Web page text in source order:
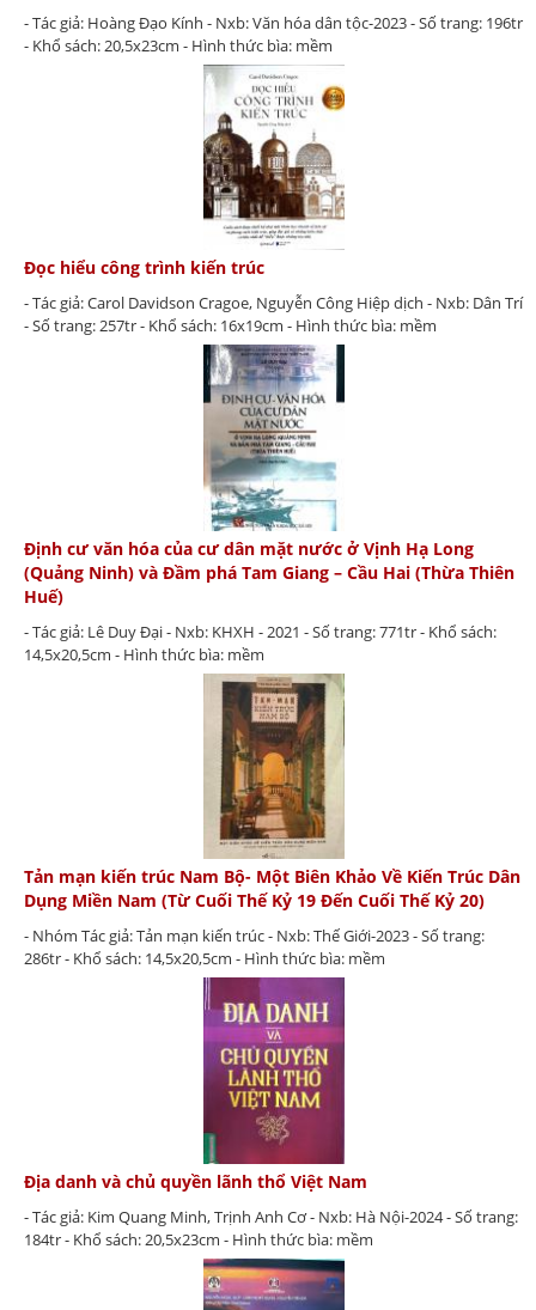
- Tác giả: Hoàng Đạo Kính - Nxb: Văn hóa dân tộc-2023 - Số trang: 196tr
- Khổ sách: 20,5x23cm - Hình thức bìa: mềm
Đọc hiểu công trình kiến trúc
- Tác giả: Carol Davidson Cragoe, Nguyễn Công Hiệp dịch - Nxb: Dân Trí
- Số trang: 257tr - Khổ sách: 16x19cm - Hình thức bìa: mềm
Định cư văn hóa của cư dân mặt nước ở Vịnh Hạ Long
(Quảng Ninh) và Đầm phá Tam Giang – Cầu Hai (Thừa Thiên
Huế)
- Tác giả: Lê Duy Đại - Nxb: KHXH - 2021 - Số trang: 771tr - Khổ sách:
14,5x20,5cm - Hình thức bìa: mềm
Tản mạn kiến trúc Nam Bộ- Một Biên Khảo Về Kiến Trúc Dân
Dụng Miền Nam (Từ Cuối Thế Kỷ 19 Đến Cuối Thế Kỷ 20)
- Nhóm Tác giả: Tản mạn kiến trúc - Nxb: Thế Giới-2023 - Số trang:
286tr - Khổ sách: 14,5x20,5cm - Hình thức bìa: mềm
Địa danh và chủ quyền lãnh thổ Việt Nam
- Tác giả: Kim Quang Minh, Trịnh Anh Cơ - Nxb: Hà Nội-2024 - Số trang:
184tr - Khổ sách: 20,5x23cm - Hình thức bìa: mềm